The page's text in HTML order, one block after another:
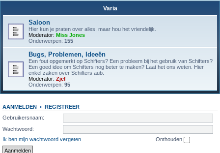
Varia
Saloon
Hier kun je praten over alles, maar hou het vriendelijk.
Moderator: Miss Jones
Onderwerpen: 155
Bugs, Problemen, Ideeën
Een fout opgemerkt op Schifters? Een probleem bij het gebruik van Schifters?
Een goed idee om Schifters nog beter te maken? Laat het ons weten. Hier
enkel zaken over Schifters aub.
Moderator: Zjef
Onderwerpen: 95
AANMELDEN • REGISTREER
Gebruikersnaam:
Wachtwoord:
Ik ben mijn wachtwoord vergeten
Onthouden